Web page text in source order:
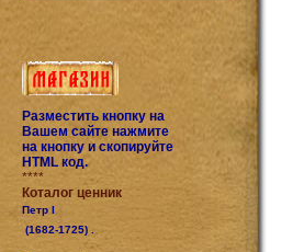
Разместить кнопку на
Вашем сайте нажмите
на кнопку и скопируйте
HTML код.
****
Коталог ценник
Петр I
(1682-1725) .